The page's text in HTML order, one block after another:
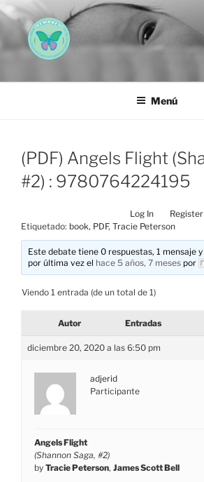
Saltar
al
contenido
AEMAREH
Menú
(PDF) Angels Flight
#2) : 9780764224195
Log In Register
Etiquetado: book, PDF, Tracie Peterson
Este debate tiene 0 respuestas, 1 mensaje
por última vez el hace 5 años, 7 meses por
Viendo 1 entrada (de un total de 1)
Autor Entradas
diciembre 20, 2020 a las 6:50 pm
adjerid
Participante
Angels Flight
(Shannon Saga, #2)
by Tracie Peterson, James Scott Bell